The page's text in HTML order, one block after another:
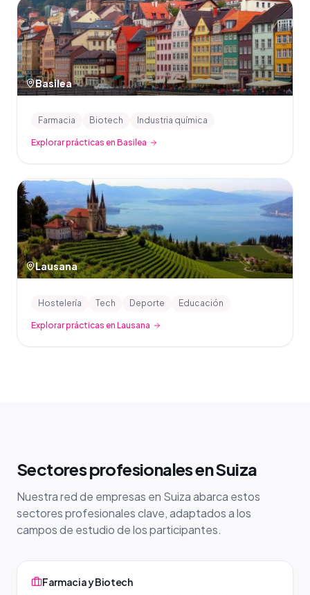
Basilea
Farmacia Biotech Industria química
Explorar prácticas en Basilea
Lausana
Hostelería Tech Deporte Educación
Explorar prácticas en Lausana
Sectores profesionales en Suiza
Nuestra red de empresas en Suiza abarca estos
sectores profesionales clave, adaptados a los
campos de estudio de los participantes.
Farmacia y Biotech